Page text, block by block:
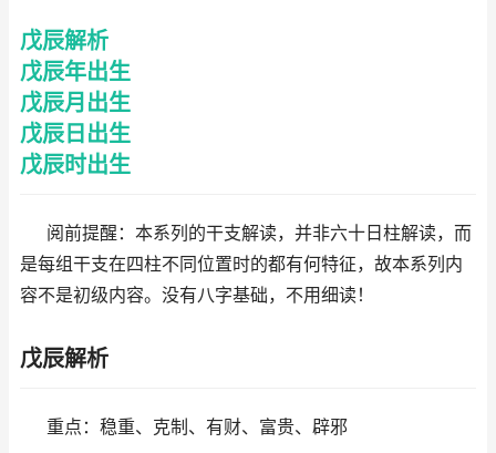
戊辰解析
戊辰年出生
戊辰月出生
戊辰日出生
戊辰时出生
阅前提醒：本系列的干支解读，并非六十日柱解读，而
是每组干支在四柱不同位置时的都有何特征，故本系列内
容不是初级内容。没有八字基础，不用细读！
戊辰解析
重点：稳重、克制、有财、富贵、辟邪